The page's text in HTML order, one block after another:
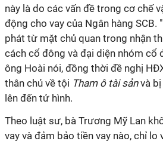
này là do các vấn đề trong cơ chế
động cho vay của Ngân hàng SCB.
phát từ mặt chủ quan trong nhận
cách cổ đông và đại diện nhóm cổ
ông Hoài nói, đồng thời đề nghị
thân chủ về tội Tham ô tài sảnvà bị
lên đến tử hình.
Theo luật sư, bà Trương Mỹ Lan
vay và đảm bảo tiền vay nào, chỉ